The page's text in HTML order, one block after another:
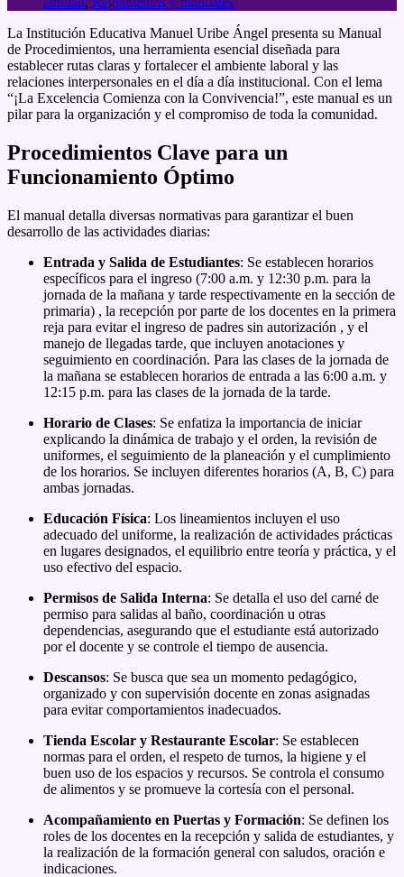
La Institución Educativa Manuel Uribe Ángel presenta su Manual
de Procedimientos, una herramienta esencial diseñada para
establecer rutas claras y fortalecer el ambiente laboral y las
relaciones interpersonales en el día a día institucional. Con el lema
“¡La Excelencia Comienza con la Convivencia!”, este manual es un
pilar para la organización y el compromiso de toda la comunidad.
Procedimientos Clave para un
Funcionamiento Óptimo
El manual detalla diversas normativas para garantizar el buen
desarrollo de las actividades diarias:
Entrada y Salida de Estudiantes: Se establecen horarios
específicos para el ingreso (7:00 a.m. y 12:30 p.m. para la
jornada de la mañana y tarde respectivamente en la sección de
primaria) , la recepción por parte de los docentes en la primera
reja para evitar el ingreso de padres sin autorización , y el
manejo de llegadas tarde, que incluyen anotaciones y
seguimiento en coordinación. Para las clases de la jornada de
la mañana se establecen horarios de entrada a las 6:00 a.m. y
12:15 p.m. para las clases de la jornada de la tarde.
Horario de Clases: Se enfatiza la importancia de iniciar
explicando la dinámica de trabajo y el orden, la revisión de
uniformes, el seguimiento de la planeación y el cumplimiento
de los horarios. Se incluyen diferentes horarios (A, B, C) para
ambas jornadas.
Educación Física: Los lineamientos incluyen el uso
adecuado del uniforme, la realización de actividades prácticas
en lugares designados, el equilibrio entre teoría y práctica, y el
uso efectivo del espacio.
Permisos de Salida Interna: Se detalla el uso del carné de
permiso para salidas al baño, coordinación u otras
dependencias, asegurando que el estudiante está autorizado
por el docente y se controle el tiempo de ausencia.
Descansos: Se busca que sea un momento pedagógico,
organizado y con supervisión docente en zonas asignadas
para evitar comportamientos inadecuados.
Tienda Escolar y Restaurante Escolar: Se establecen
normas para el orden, el respeto de turnos, la higiene y el
buen uso de los espacios y recursos. Se controla el consumo
de alimentos y se promueve la cortesía con el personal.
Acompañamiento en Puertas y Formación: Se definen los
roles de los docentes en la recepción y salida de estudiantes, y
la realización de la formación general con saludos, oración e
indicaciones.